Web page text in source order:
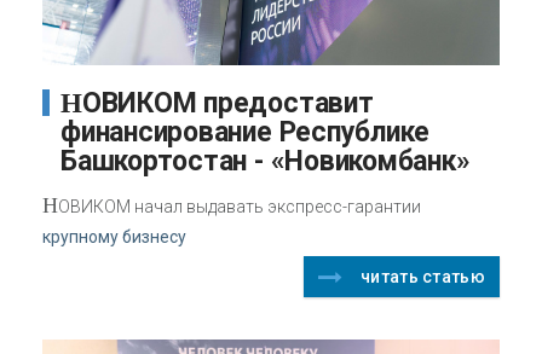
НОВИКОМ предоставит
финансирование Республике
Башкортостан - «Новикомбанк»
НОВИКОМ начал выдавать экспресс-гарантии
крупному бизнесу
читать статью